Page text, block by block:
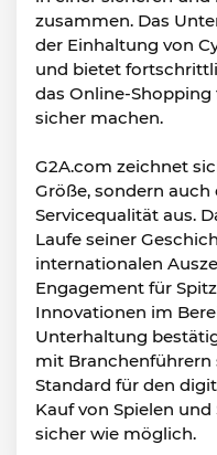
zusammen. Das
der Einhaltung von
und bietet
das Online-
sicher machen.
G2A.com zeichnet
Größe, sondern
Servicequalität aus.
Laufe seiner
internationalen
Engagement für
Innovationen im
Unterhaltung
mit Branchenführern
Standard für den
Kauf von Spielen
sicher wie möglich.